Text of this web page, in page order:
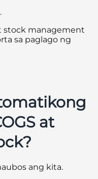
stock management
sa paglago ng
at
ang kita.